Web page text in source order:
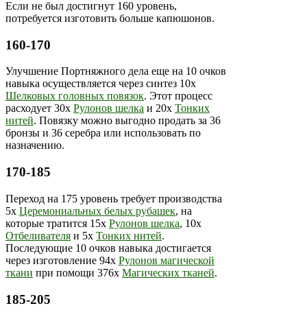
Если не был достигнут 160 уровень,
потребуется изготовить больше капюшонов.
160-170
Улучшение Портняжного дела еще на 10 очков
навыка осуществляется через синтез 10х
Шелковых головных повязок. Этот процесс
расходует 30х Рулонов шелка и 20х Тонких
нитей. Повязку можно выгодно продать за 36
бронзы и 36 серебра или использовать по
назначению.
170-185
Переход на 175 уровень требует производства
5х Церемониальных белых рубашек, на
которые тратится 15х Рулонов шелка, 10х
Отбеливателя и 5х Тонких нитей.
Последующие 10 очков навыка достигается
через изготовление 94х Рулонов магической
ткани при помощи 376х Магических тканей.
185-205